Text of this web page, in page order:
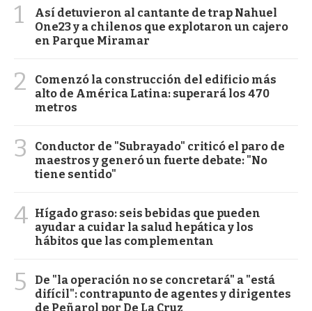
1
Así detuvieron al cantante de trap Nahuel
One23 y a chilenos que explotaron un cajero
en Parque Miramar
2
Comenzó la construcción del edificio más
alto de América Latina: superará los 470
metros
3
Conductor de "Subrayado" criticó el paro de
maestros y generó un fuerte debate: "No
tiene sentido"
4 Hígado graso: seis bebidas que pueden
ayudar a cuidar la salud hepática y los
hábitos que las complementan
5
De "la operación no se concretará" a "está
difícil": contrapunto de agentes y dirigentes
de Peñarol por De La Cruz